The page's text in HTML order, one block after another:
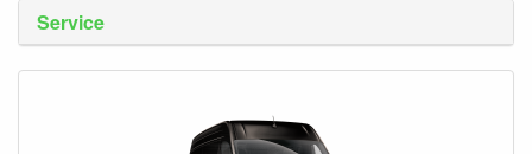
Service